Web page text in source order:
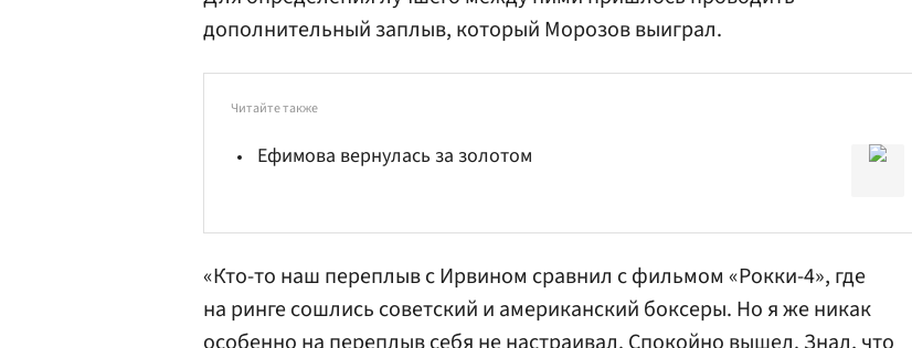
дополнительный заплыв, который Морозов выиграл.
Читайте также
Ефимова вернулась за золотом
«Кто-то наш переплыв с Ирвином сравнил с фильмом «Рокки-4», где
на ринге сошлись советский и американский боксеры. Но я же никак